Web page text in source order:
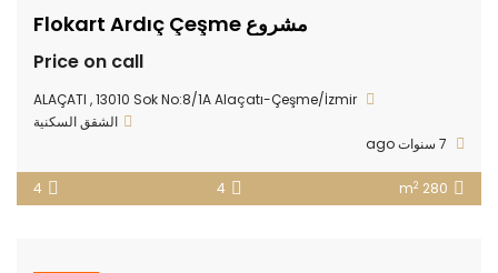
مشروع Flokart Ardıç Çeşme
Price on call
ALAÇATI , 13010 Sok No:8/1A Alaçatı-Çeşme/İzmir
الشقق السكنية
280 m
2
4
4